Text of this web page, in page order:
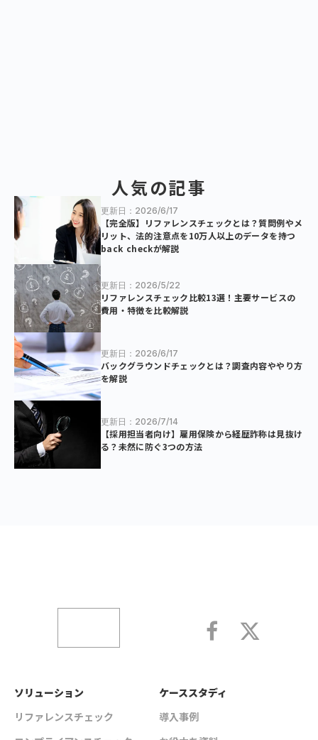
人気の記事
更新日：2026/6/17
【完全版】リファレンスチェックとは？質問例やメ
リット、法的注意点を10万人以上のデータを持つ
back checkが解説
更新日：2026/5/22
リファレンスチェック比較13選！主要サービスの
費用・特徴を比較解説
更新日：2026/6/17
バックグラウンドチェックとは？調査内容ややり方
を解説
更新日：2026/7/14
【採用担当者向け】雇用保険から経歴詐称は見抜け
る？未然に防ぐ3つの方法
ソリューション
リファレンスチェック
ケーススタディ
導入事例